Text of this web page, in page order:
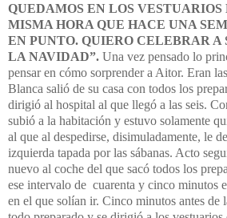
QUEDAMOS EN LOS
MISMA HORA QUE HACE UNA
EN PUNTO. QUIERO CELEBRAR A
LA NAVIDAD”. Una vez pensado lo
pensar en cómo sorprender a Aitor. Eran
Blanca salió de su casa con todos los
dirigió al hospital al que llegó a las seis.
subió a la habitación y estuvo solamente
al que al despedirse, disimuladamente, le
izquierda tapada por las sábanas. Acto
nuevo al coche del que sacó todos los
ese intervalo de cuarenta y cinco minutos
en el que solían ir. Cinco minutos antes de